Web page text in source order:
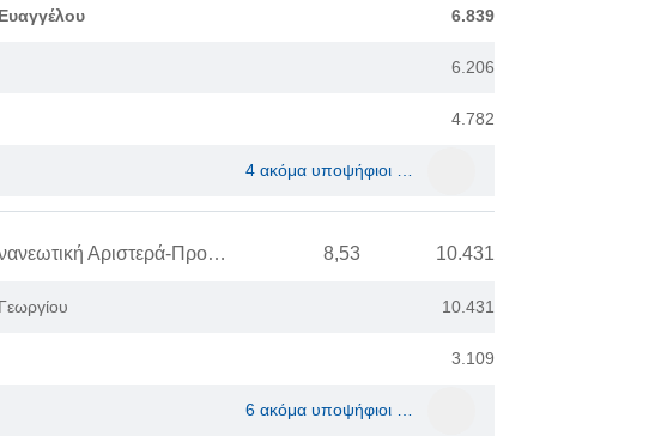
6.839
6.206
4.782
4 ακόμα υποψήφιοι …
Κίνημα Αλλαγής (ΠΑΣΟΚ-ΚΙΔΗΣΟ-Ανανεωτική Αριστερά-Προοδευτικό Κέντρο-ΕΔΕΜ-Κινήσεις Πολιτών) 8,53 10.431
10.431
3.109
6 ακόμα υποψήφιοι …